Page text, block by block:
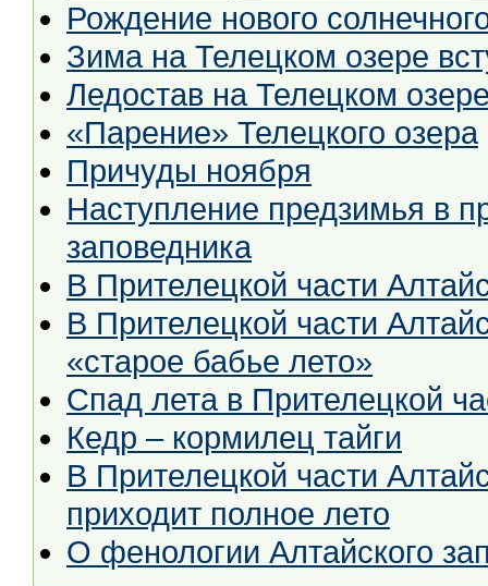
Рождение нового
Зима на Телецком озере
Ледостав на Телецком
«Парение» Телецкого озера
Причуды ноября
Наступление предзимья в
заповедника
В Прителецкой части
В Прителецкой части
«старое бабье лето»
Спад лета в Прителецкой
Кедр – кормилец тайги
В Прителецкой части
приходит полное лето
О фенологии Алтайского